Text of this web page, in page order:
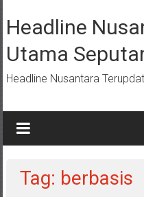
ke
konten
Headline
Utama
Headline Nusantara
Tag: berbasis